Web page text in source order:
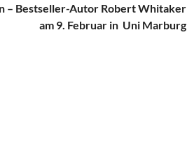
– Bestseller-Autor Robert Whitaker
am 9. Februar in Uni Marburg